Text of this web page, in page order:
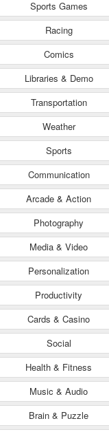
Sports Games
Racing
Comics
Libraries & Demo
Transportation
Weather
Sports
Communication
Arcade & Action
Photography
Media & Video
Personalization
Productivity
Cards & Casino
Social
Health & Fitness
Music & Audio
Brain & Puzzle